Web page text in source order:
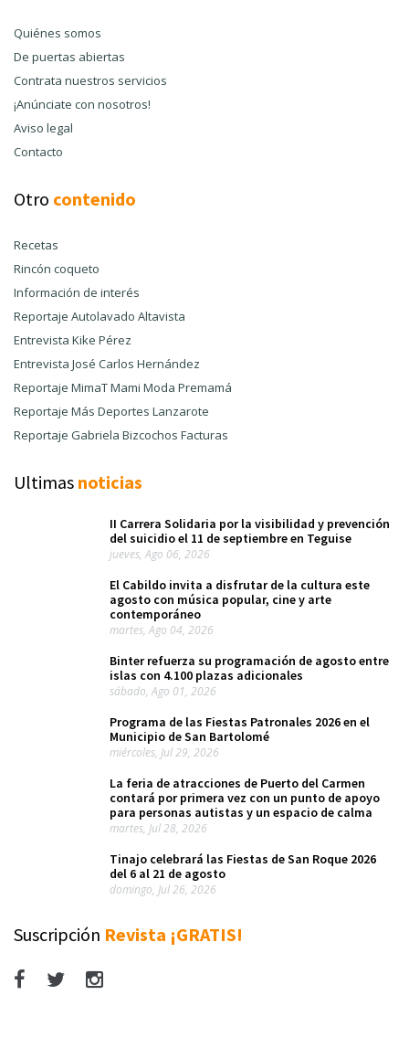
Quiénes somos
De puertas abiertas
Contrata nuestros servicios
¡Anúnciate con nosotros!
Aviso legal
Contacto
Otro contenido
Recetas
Rincón coqueto
Información de interés
Reportaje Autolavado Altavista
Entrevista Kike Pérez
Entrevista José Carlos Hernández
Reportaje MimaT Mami Moda Premamá
Reportaje Más Deportes Lanzarote
Reportaje Gabriela Bizcochos Facturas
Ultimas noticias
II Carrera Solidaria por la visibilidad y prevención
del suicidio el 11 de septiembre en Teguise
jueves, Ago 06, 2026
El Cabildo invita a disfrutar de la cultura este
agosto con música popular, cine y arte
contemporáneo
martes, Ago 04, 2026
Binter refuerza su programación de agosto entre
islas con 4.100 plazas adicionales
sábado, Ago 01, 2026
Programa de las Fiestas Patronales 2026 en el
Municipio de San Bartolomé
miércoles, Jul 29, 2026
La feria de atracciones de Puerto del Carmen
contará por primera vez con un punto de apoyo
para personas autistas y un espacio de calma
martes, Jul 28, 2026
Tinajo celebrará las Fiestas de San Roque 2026
del 6 al 21 de agosto
domingo, Jul 26, 2026
Suscripción Revista ¡GRATIS!